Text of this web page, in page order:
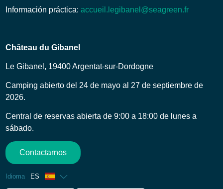
Información práctica: accueil.legibanel@seagreen.fr
Château du Gibanel
Le Gibanel, 19400 Argentat-sur-Dordogne
Camping abierto del 24 de mayo al 27 de septiembre de
2026.
Central de reservas abierta de 9:00 a 18:00 de lunes a
sábado.
Contactarnos
Idioma ES